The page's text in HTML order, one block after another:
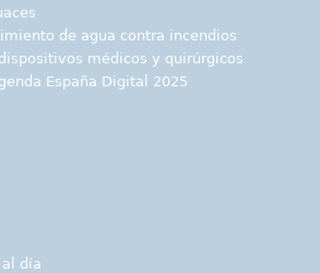
de agua contra incendios
médicos y quirúrgicos
España Digital 2025
día